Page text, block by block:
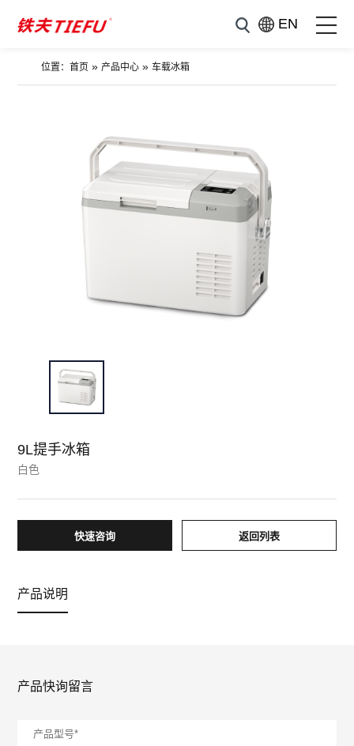
EN
位置：首页 » 产品中心 »车载冰箱
9L提手冰箱
白色
快速咨询 返回列表
产品说明
产品快询留言